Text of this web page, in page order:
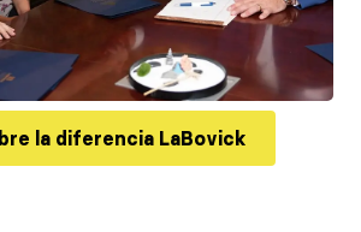
la diferencia LaBovick